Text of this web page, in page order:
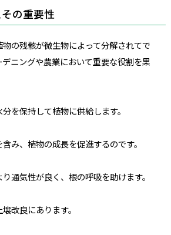
の重要性
の残骸が微生物によって分解されてで
ニングや農業において重要な役割を果
を保持して植物に供給します。
み、植物の成長を促進するのです。
通気性が良く、根の呼吸を助けます。
改良にあります。